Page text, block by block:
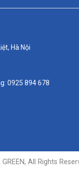
Hà Nội
0925 894 678
All Rights